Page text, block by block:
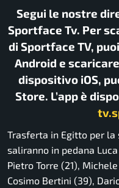
Segui le nostre
Sportface Tv. Per
di Sportface TV,
Android e
dispositivo iOS,
Store. L’app è
Trasferta in Egitto per la
saliranno in pedana
Pietro Torre (21),
Cosimo Bertini (39),